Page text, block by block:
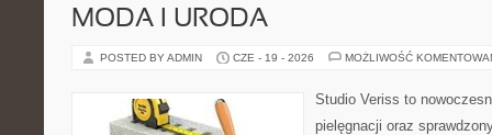
MODA I URODA
POSTED BY ADMIN CZE - 19 - 2026 MOŻLIWOŚĆ
Studio Veriss to
pielęgnacji oraz